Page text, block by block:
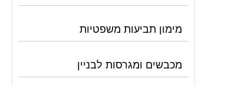
מימון תביעות משפטיות
מכבשים ומגרסות לבניין